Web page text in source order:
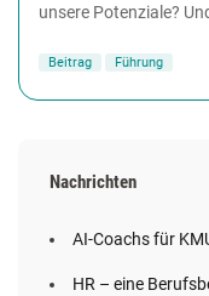
unsere Potenziale?
Beitrag Führung
Nachrichten
AI-Coachs für
HR – eine